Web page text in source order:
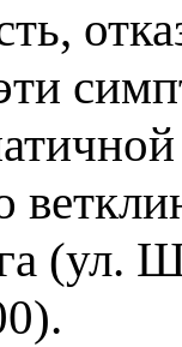
(ул.